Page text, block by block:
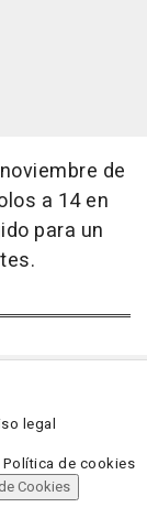
de
a 14 en
para un
legal
Política de cookies
Cookies